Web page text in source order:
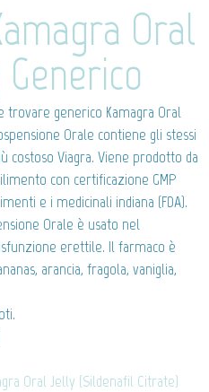
Oral
trovare generico Kamagra Oral
Orale contiene gli stessi
Viagra. Viene prodotto da
con certificazione GMP
e i medicinali indiana (FDA).
Orale è usato nel
erettile. Il farmaco è
arancia, fragola, vaniglia,
Oral Jelly (Sildenafil Citrate)